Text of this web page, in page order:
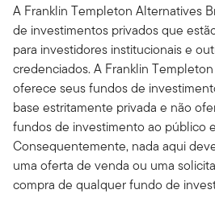
A Franklin Templeton Alternatives
de investimentos privados que
para investidores institucionais e
credenciados. A Franklin
oferece seus fundos de
base estritamente privada e não
fundos de investimento ao público
Consequentemente, nada aqui
uma oferta de venda ou uma
compra de qualquer fundo de